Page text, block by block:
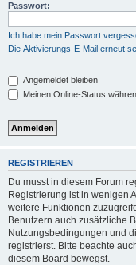
Passwort:
Ich habe mein Passwort
Die Aktivierungs-E-Mail erneut
Angemeldet bleiben
Meinen Online-Status
REGISTRIEREN
Du musst in diesem Forum
Registrierung ist in wenigen
weitere Funktionen
Benutzern auch zusätzliche
Nutzungsbedingungen und
registrierst. Bitte beachte
diesem Board bewegst.